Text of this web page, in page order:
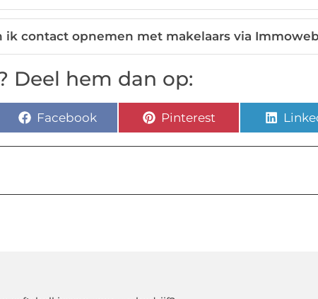
ik contact opnemen met makelaars via
Deel hem dan op:
Facebook Pinterest